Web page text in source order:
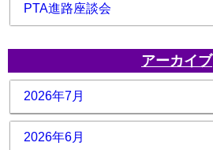
PTA進路座談会
アーカイブ
2026年7月
2026年6月